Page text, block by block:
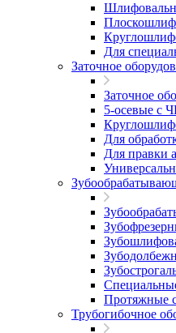
Для
Заточное
Заточное
5-осевые с
Для
Для правки
Протяжные
Трубогибочное